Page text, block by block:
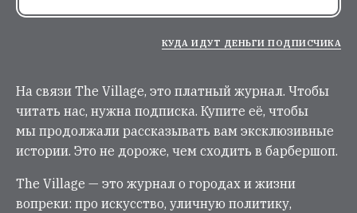
КУДА ИДУТ ДЕНЬГИ ПОДПИСЧИКА
На связи The Village, это платный журнал. Чтобы
читать нас, нужна подписка. Купите её, чтобы
мы продолжали рассказывать вам эксклюзивные
истории. Это не дороже, чем сходить в барбершоп.
The Village — это журнал о городах и жизни
вопреки: про искусство, уличную политику,